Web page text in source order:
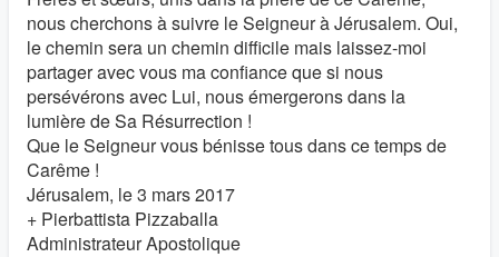
nous cherchons à suivre le Seigneur à Jérusalem. Oui,
le chemin sera un chemin difficile mais laissez-moi
partager avec vous ma confiance que si nous
persévérons avec Lui, nous émergerons dans la
lumière de Sa Résurrection !
Que le Seigneur vous bénisse tous dans ce temps de
Carême !
Jérusalem, le 3 mars 2017
+ Pierbattista Pizzaballa
Administrateur Apostolique